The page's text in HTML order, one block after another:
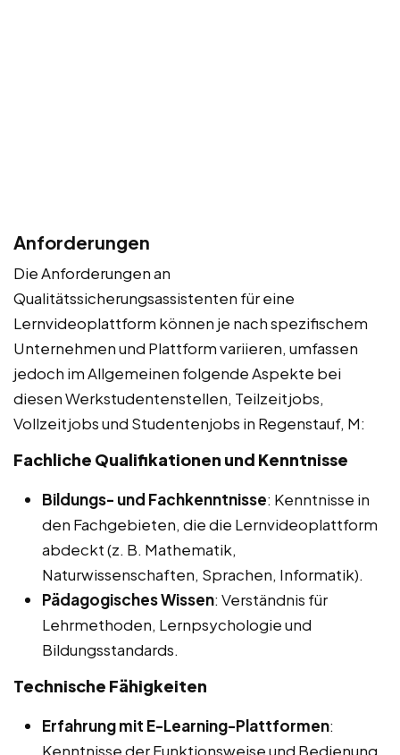
Anforderungen
Die Anforderungen an
Qualitätssicherungsassistenten für eine
Lernvideoplattform können je nach spezifischem
Unternehmen und Plattform variieren, umfassen
jedoch im Allgemeinen folgende Aspekte bei
diesen Werkstudentenstellen, Teilzeitjobs,
Vollzeitjobs und Studentenjobs in Regenstauf, M:
Fachliche Qualifikationen und Kenntnisse
Bildungs- und Fachkenntnisse: Kenntnisse in
den Fachgebieten, die die Lernvideoplattform
abdeckt (z. B. Mathematik,
Naturwissenschaften, Sprachen, Informatik).
Pädagogisches Wissen: Verständnis für
Lehrmethoden, Lernpsychologie und
Bildungsstandards.
Technische Fähigkeiten
Erfahrung mit E-Learning-Plattformen:
Kenntnisse der Funktionsweise und Bedienung